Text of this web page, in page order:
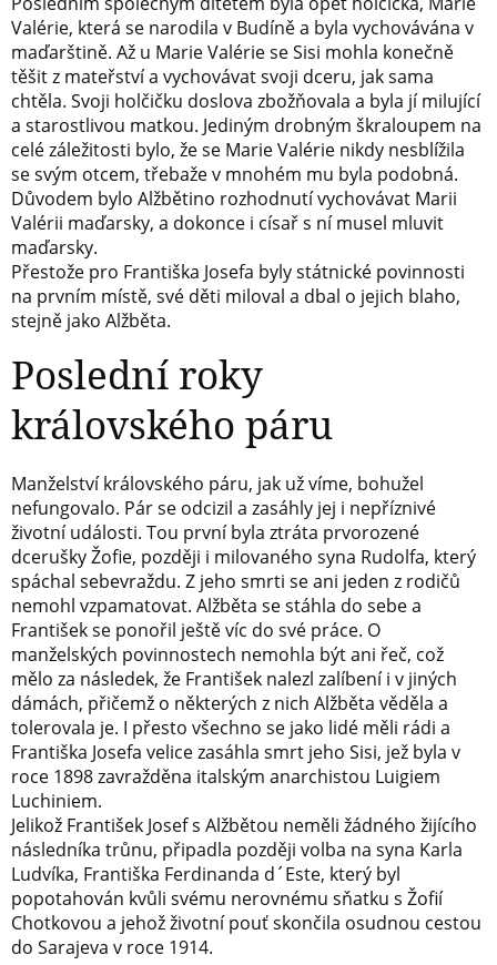
Valérie, která se narodila v Budíně a byla vychovávána v
maďarštině. Až u Marie Valérie se Sisi mohla konečně
těšit z mateřství a vychovávat svoji dceru, jak sama
chtěla. Svoji holčičku doslova zbožňovala a byla jí milující
a starostlivou matkou. Jediným drobným škraloupem na
celé záležitosti bylo, že se Marie Valérie nikdy nesblížila
se svým otcem, třebaže v mnohém mu byla podobná.
Důvodem bylo Alžbětino rozhodnutí vychovávat Marii
Valérii maďarsky, a dokonce i císař s ní musel mluvit
maďarsky.
Přestože pro Františka Josefa byly státnické povinnosti
na prvním místě, své děti miloval a dbal o jejich blaho,
stejně jako Alžběta.
Poslední roky
královského páru
Manželství královského páru, jak už víme, bohužel
nefungovalo. Pár se odcizil a zasáhly jej i nepříznivé
životní události. Tou první byla ztráta prvorozené
dcerušky Žofie, později i milovaného syna Rudolfa, který
spáchal sebevraždu. Z jeho smrti se ani jeden z rodičů
nemohl vzpamatovat. Alžběta se stáhla do sebe a
František se ponořil ještě víc do své práce. O
manželských povinnostech nemohla být ani řeč, což
mělo za následek, že František nalezl zalíbení i v jiných
dámách, přičemž o některých z nich Alžběta věděla a
tolerovala je. I přesto všechno se jako lidé měli rádi a
Františka Josefa velice zasáhla smrt jeho Sisi, jež byla v
roce 1898 zavražděna italským anarchistou Luigiem
Luchiniem.
Jelikož František Josef s Alžbětou neměli žádného žijícího
následníka trůnu, připadla později volba na syna Karla
Ludvíka, Františka Ferdinanda d´Este, který byl
popotahován kvůli svému nerovnému sňatku s Žofií
Chotkovou a jehož životní pouť skončila osudnou cestou
do Sarajeva v roce 1914.